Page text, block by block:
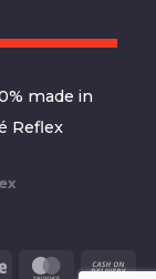
made in
Reflex
Stripe